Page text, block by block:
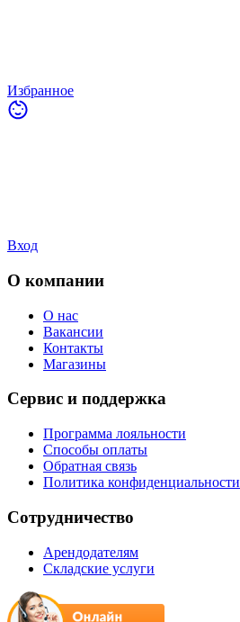
Избранное
Вход
О компании
О нас
Вакансии
Контакты
Магазины
Сервис и поддержка
Программа лояльности
Способы оплаты
Обратная связь
Политика конфиденциальности
Сотрудничество
Арендодателям
Складские услуги